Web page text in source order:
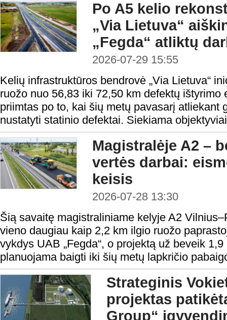
Po A5 kelio
„Via Lietuva“
„Fegda“ atliktų
2026-07-29 15:55
Kelių infrastruktūros bendrovė „Via Lietuva“
ruožo nuo 56,83 iki 72,50 km defektų ištyrimo
priimtas po to, kai šių metų pavasarį atliekant
nustatyti statinio defektai. Siekiama
Magistralėje A2 –
vertės darbai:
keisis
2026-07-28 13:30
Šią savaitę magistraliniame kelyje A2
vieno daugiau kaip 2,2 km ilgio ruožo
vykdys UAB „Fegda“, o projektą už beveik
planuojama baigti iki šių metų lapkričio
Strateginis
projektas
Group“